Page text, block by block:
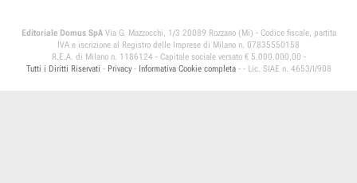
Editoriale Domus SpAVia G. Mazzocchi, 1/3 20089 Rozzano (Mi) - Codice fiscale, partita
IVA e iscrizione al Registro delle Imprese di Milano n. 07835550158
R.E.A. di Milano n. 1186124 - Capitale sociale versato € 5.000.000,00 -
Tutti i Diritti Riservati - Privacy- Informativa Cookie completa- - Lic. SIAE n. 4653/I/908